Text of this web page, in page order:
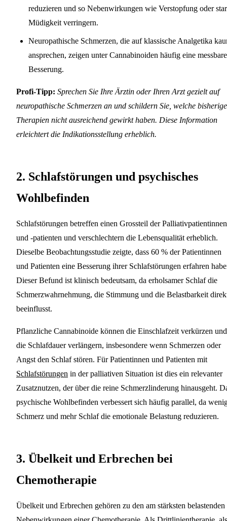
reduzieren und so Nebenwirkungen wie Verstopfung oder
Müdigkeit verringern.
Neuropathische Schmerzen, die auf klassische Analgetika
ansprechen, zeigen unter Cannabinoiden häufig eine messbare
Besserung.
Profi-Tipp: Sprechen Sie Ihre Ärztin oder Ihren Arzt gezielt auf
neuropathische Schmerzen an und schildern Sie, welche
Therapien nicht ausreichend gewirkt haben. Diese Information
erleichtert die Indikationsstellung erheblich.
2. Schlafstörungen und psychisches
Wohlbefinden
Schlafstörungen betreffen einen Grossteil der Palliativpatientinnen
und -patienten und verschlechtern die Lebensqualität erheblich.
Dieselbe Beobachtungsstudie zeigte, dass 60 % der Patientinnen
und Patienten eine Besserung ihrer Schlafstörungen erfahren
Dieser Befund ist klinisch bedeutsam, da erholsamer Schlaf die
Schmerzwahrnehmung, die Stimmung und die Belastbarkeit
beeinflusst.
Pflanzliche Cannabinoide können die Einschlafzeit verkürzen und
die Schlafdauer verlängern, insbesondere wenn Schmerzen oder
Angst den Schlaf stören. Für Patientinnen und Patienten mit
Schlafstörungen in der palliativen Situation ist dies ein relevanter
Zusatznutzen, der über die reine Schmerzlinderung hinausgeht.
psychische Wohlbefinden verbessert sich häufig parallel, da
Schmerz und mehr Schlaf die emotionale Belastung reduzieren.
3. Übelkeit und Erbrechen bei
Chemotherapie
Übelkeit und Erbrechen gehören zu den am stärksten belastenden